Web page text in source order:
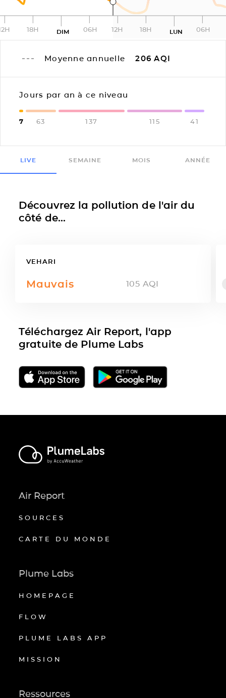
18H DIM 06H 12H 18H LUN 06H
Moyenne annuelle 206 AQI
Jours par an à ce niveau
7 63 137 115 41
LIVE SEMAINE MOIS ANNÉE
Découvrez la pollution de l'air du
côté de...
VEHARI
Mauvais 105 AQI
Téléchargez Air Report, l'app
gratuite de Plume Labs
Air Report
SOURCES
CARTE DU MONDE
Plume Labs
HOMEPAGE
FLOW
PLUME LABS APP
MISSION
Ressources